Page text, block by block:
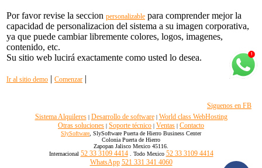
Por favor revise la seccion personalizable para comprender mejor la
capacidad de personalizacion del sistema a su imagen corporativa,
ya que puede cambiar libremente colores, logos, imagenes,
contenido, etc.
Su sitio web lucirá exactamente como usted lo desea.
Ir al sitio demo | Comenzar |
Siguenos en FB
Sistema Alquileres| Desarrollo de software| World class WebHosting
Otras soluciones | Soporte técnico | Ventas | Contacto
SlySoftware , SlySoftware Puerta de Hierro Business Center
Colonia Puerta de Hierro
Zapopan Jalisco Mexico 45116.
Internacional 52 33 3109 4414. Todo Mexico 52 33 3109 4414
WhatsApp 521 331 341 4060